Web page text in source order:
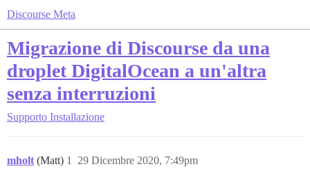
Discourse Meta
Migrazione di Discourse da una
droplet DigitalOcean a un'altra
senza interruzioni
Supporto Installazione
mholt (Matt) 29 Dicembre 2020, 7:49pm
1